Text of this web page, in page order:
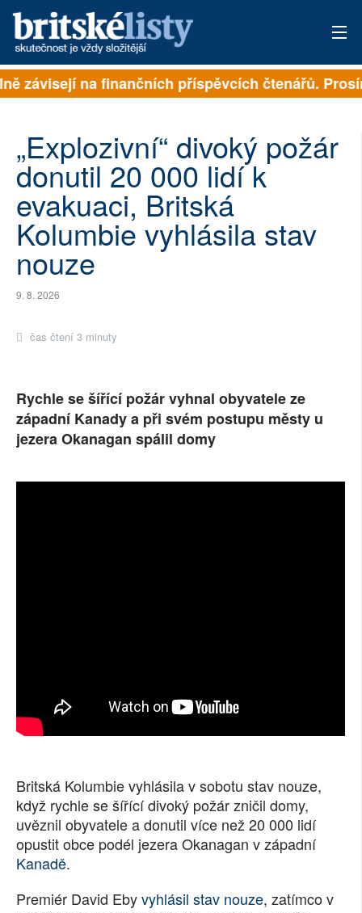
PŘIHLÁSIT
ARCHIV
ROZHOVORY
TÉMATA
NEJČTENĚJŠÍ ZA 7 DNÍ
PŘÍSPĚVKY NA PROVOZ
RUBRIKY
na finančních příspěvcích čtenářů. Prosíme,
„Explozivní“ divoký požár
donutil 20 000 lidí k
evakuaci, Britská
Kolumbie vyhlásila stav
nouze
9. 8. 2026
čas čtení 3 minuty
Rychle se šířící požár vyhnal obyvatele ze
západní Kanady a při svém postupu městy u
jezera Okanagan spálil domy
Britská Kolumbie vyhlásila v sobotu stav nouze,
když rychle se šířící divoký požár zničil domy,
uvěznil obyvatele a donutil více než 20 000 lidí
opustit obce podél jezera Okanagan v západní
Kanadě.
Premiér David Ebyvyhlásil stav nouze, zatímco v